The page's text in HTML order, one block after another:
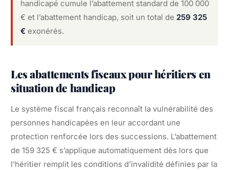
handicapé cumule l’abattement standard de 100 000
€ et l’abattement handicap, soit un total de 259 325
€ exonérés.
Les abattements fiscaux pour héritiers en
situation de handicap
Le système fiscal français reconnaît la vulnérabilité des
personnes handicapées en leur accordant une
protection renforcée lors des successions. L’abattement
de 159 325 € s’applique automatiquement dès lors que
l’héritier remplit les conditions d’invalidité définies par la